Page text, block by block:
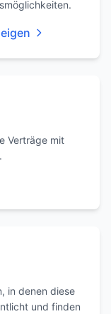
Verträge mit
in denen diese
und finden